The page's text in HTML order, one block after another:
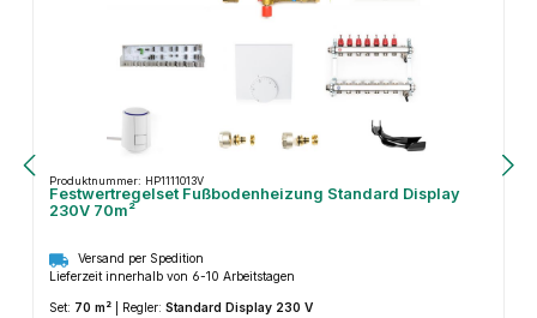
Produktnummer: HP1111013V
Festwertregelset Fußbodenheizung Standard Display
230V 70m²
Versand per Spedition
Lieferzeit innerhalb von 6-10 Arbeitstagen
Set: 70 m² Regler: Standard Display 230 V